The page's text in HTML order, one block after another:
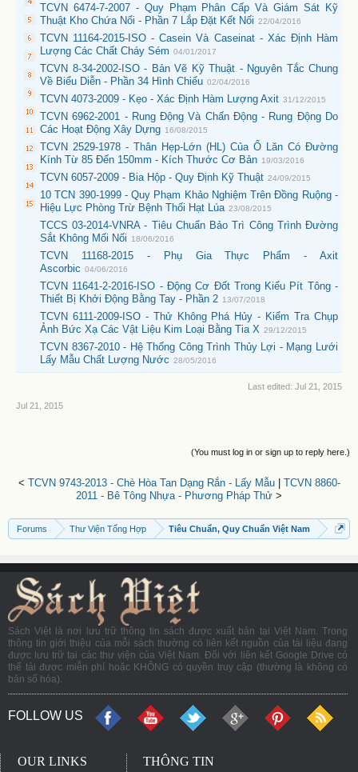
TCVN 6474-7-2007 - Quy Phạm Phân Cấp Và Giám Sát Kỹ
Thuật Kho Chứa Nổi - Phần 7 Lắp Đặt Kết Nối 22/04/2016
TCVN 11164-2015-ISO - Casein Và Caseinat - Xác Định Hàm
Lượng Các Chất Cháy Sém 04/01/2017
TCVN 8-34-2002-ISO - Bản Vẽ Kỹ Thuật - Nguyên Tắc Chung
Về Biểu Diễn - Phần 34 Hình Chiếu 02/04/2016
TCVN 4073-2009 - Kẹo - Xác Định Hàm Lượng Axit 31/12/2015
TCVN 6962-2001 - Rung Động Và Chấn Động - Rung Động Do
Các Hoạt Động Xây Dựng 16/08/2015
TCVN 2529-1978 - Thân Hẹp-Lớn (HL) Của Ổ Lăn Có Đường
Kính Từ 85 Đến 150mm - Kích Thước Cơ Bản 19/03/2016
TCVN 6057-2009 - Bia Hộp - Quy Định Kỹ Thuật 24/09/2015
10 TCN 390-1999 - Quy Phạm Khảo Nghiệm Trên Đồng Ruộng -
Hiệu Lực Phòng Trừ Bệnh Thối Hạt Lúa 23/08/2015
TCCS 03-2014-VNRA - Tiêu Chuẩn Bảo Trì Công Trình Đường
Sắt Không Mối Nối
18/06/2016
TCVN 11168-2015 - Phụ Gia Thực Phẩm - Axit
Ascorbic 04/06/2016
TCVN 11641-2-2016-ISO - Động Cơ Đốt Trong Kiểu Pít Tông -
Thiết Bị Khởi Động Bằng Tay - Phần 2 13/07/2018
TCVN 6111-2009-ISO - Thử Không Phá Hủy - Kiểm Tra Chụp
Ảnh Bức Xạ Các Vật Liệu Kim Loại Bằng Tia X 29/12/2015
TCVN 8367-2010 - Hệ Thống Công Trình Thủy Lợi - Mạng Lưới
Lấy Mẫu Chất Lượng Nước 28/05/2016
Last edited: Jul 21, 2015
Jul 21, 2015
(You must log in or sign up to reply here.)
< TCVN 9743-2013 - Chè Hòa Tan Dạng Rắn - Lấy Mẫu| TCVN 8860-
2011 - Bê Tông Nhựa - Phương Pháp Thử >
Forums Thư Viện Tổng Hợp Tiêu Chuẩn, Quy Chuẩn Việt Nam
Sách Việt là nơi lưu trữ thông tin sách được xuất bản tại Việt Nam. Trong
thông tin giới thiệu của mỗi sách thường có liên kết nguồn của tài liệu đang
được lưu trữ tại các thư viện của Việt Nam. Đối với liên kết Google Drive có
thể tải được miễn phí hoặc KHÔNG có quyền truy cập (thường là không có
bản số hóa).
FOLLOW US
OUR LINKS THÔNG TIN